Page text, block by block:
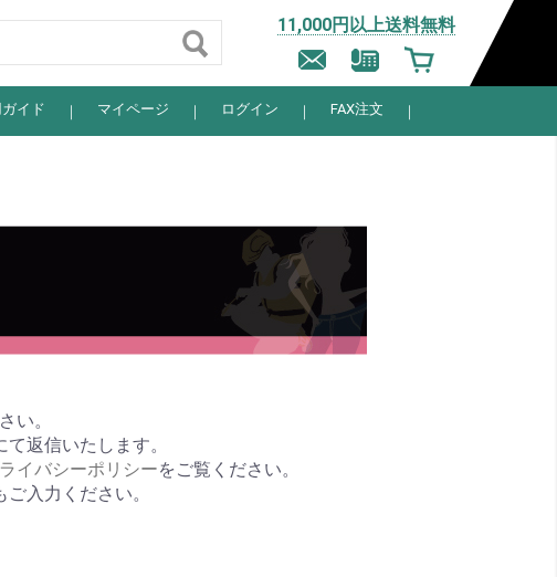
11,000円以上送料無料
イド マイページ ログイン FAX注文
い。
返信いたします。
イバシーポリシーをご覧ください。
入力ください。